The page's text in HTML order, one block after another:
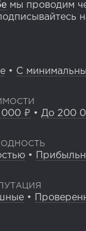
мы проводим
• С
₽ • До 200
•
•